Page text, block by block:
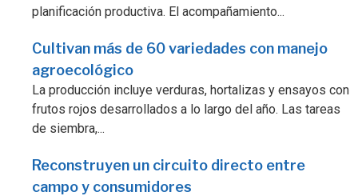
planificación productiva. El acompañamiento...
Cultivan más de 60 variedades con manejo
agroecológico
La producción incluye verduras, hortalizas y ensayos con
frutos rojos desarrollados a lo largo del año. Las tareas
de siembra,...
Reconstruyen un circuito directo entre
campo y consumidores